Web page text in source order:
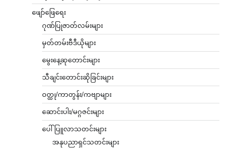
ဖျော်ဖြေရေး
ဂုဏ်ပြုဇာတ်လမ်းများ
မှတ်တမ်းဗီဒီယိုများ
မွေးနေ့ဆုတောင်းများ
သီချင်းတောင်းဆိုခြင်းများ
ဝတ္ထု/ကာတွန်း/ကဗျာများ
ဆောင်းပါး/မဂ္ဂဇင်းများ
ပေါ်ပြူလာသတင်းများ
အနုပညာရှင်သတင်းများ